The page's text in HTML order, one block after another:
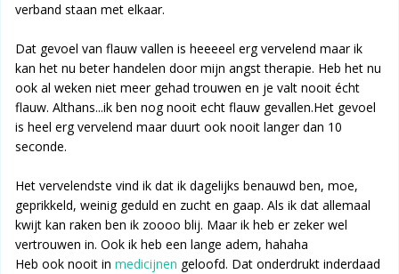
verband staan met elkaar.
Dat gevoel van flauw vallen is heeeeel erg vervelend maar ik
kan het nu beter handelen door mijn angst therapie. Heb het nu
ook al weken niet meer gehad trouwen en je valt nooit écht
flauw. Althans...ik ben nog nooit echt flauw gevallen.Het gevoel
is heel erg vervelend maar duurt ook nooit langer dan 10
seconde.
Het vervelendste vind ik dat ik dagelijks benauwd ben, moe,
geprikkeld, weinig geduld en zucht en gaap. Als ik dat allemaal
kwijt kan raken ben ik zoooo blij. Maar ik heb er zeker wel
vertrouwen in. Ook ik heb een lange adem, hahaha
Heb ook nooit in medicijnen geloofd. Dat onderdrukt inderdaad